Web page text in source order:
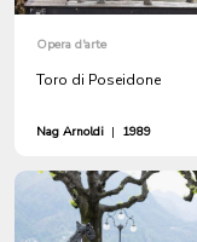
Opera d'arte
Toro di Poseidone
Nag Arnoldi | 1989